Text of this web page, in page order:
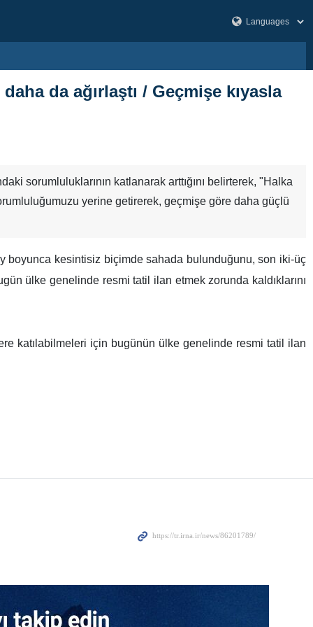
da ağırlaştı / Geçmişe kıyasla
sorumluluklarının katlanarak arttığını belirterek, "Halka
yerine getirerek, geçmişe göre daha güçlü
boyunca kesintisiz biçimde sahada bulunduğunu, son iki-üç
ülke genelinde resmi tatil ilan etmek zorunda kaldıklarını
katılabilmeleri için bugünün ülke genelinde resmi tatil ilan